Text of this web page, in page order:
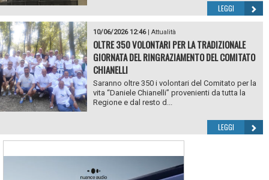
LEGGI
10/06/2026 12:46| Attualità
OLTRE 350 VOLONTARI PER LA TRADIZIONALE
GIORNATA DEL RINGRAZIAMENTO DEL COMITATO
CHIANELLI
Saranno oltre 350 i volontari del Comitato per la
vita “Daniele Chianelli” provenienti da tutta la
Regione e dal resto d...
LEGGI